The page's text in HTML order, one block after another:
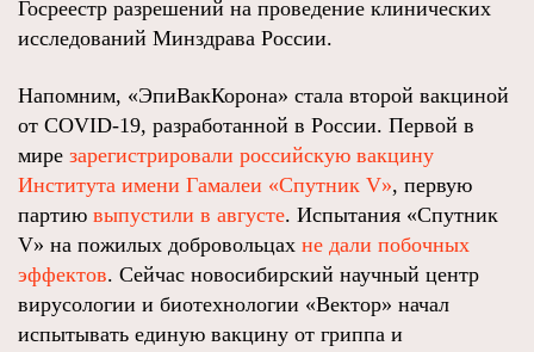
Госреестр разрешений на проведение клинических
исследований Минздрава России.
Напомним, «ЭпиВакКорона» стала второй вакциной
от COVID-19, разработанной в России. Первой в
мире зарегистрировали российскую вакцину
Института имени Гамалеи «Спутник V», первую
партию выпустили в августе. Испытания «Спутник
V» на пожилых добровольцах не дали побочных
эффектов. Сейчас новосибирский научный центр
вирусологии и биотехнологии «Вектор» начал
испытывать единую вакцину от гриппа и